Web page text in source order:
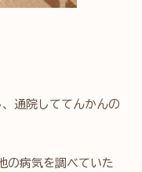
通院しててんかんの
の病気を調べていた